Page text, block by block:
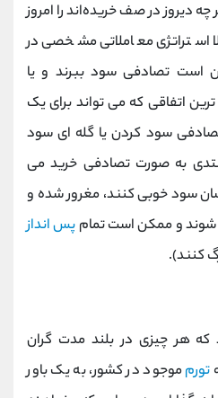
دیروز در صف خریده‌اند را امروز
استراتژی معاملاتی مشخصی در
است تصادفی سود ببرند و یا
اتفاقی که می تواند برای یک
سود کردن یا گله ای سود
به صورت تصادفی خرید می
سود خوبی کنند، مغرور شده و
و ممکن است تمام پس انداز
کنند).
که هر چیزی در بلند مدت گران
تورمموجود در کشور، به یک باور